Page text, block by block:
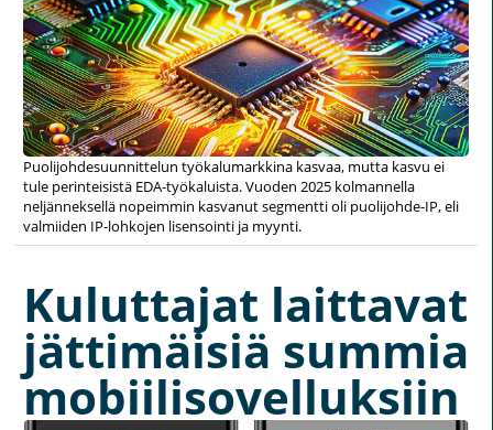
Puolijohdesuunnittelun työkalumarkkina kasvaa, mutta kasvu ei
tule perinteisistä EDA-työkaluista. Vuoden 2025 kolmannella
neljänneksellä nopeimmin kasvanut segmentti oli puolijohde-IP, eli
valmiiden IP-lohkojen lisensointi ja myynti.
Kuluttajat laittavat
jättimäisiä summia
mobiilisovelluksiin